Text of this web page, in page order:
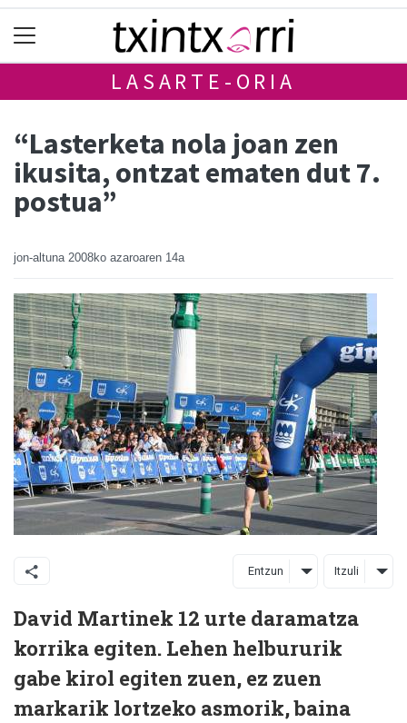
LASARTE-ORIA
“Lasterketa nola joan zen
ikusita, ontzat ematen dut 7.
postua”
jon-altuna 2008ko azaroaren 14a
Entzun Itzuli
David Martinek 12 urte daramatza
korrika egiten. Lehen helbururik
gabe kirol egiten zuen, ez zuen
markarik lortzeko asmorik, baina